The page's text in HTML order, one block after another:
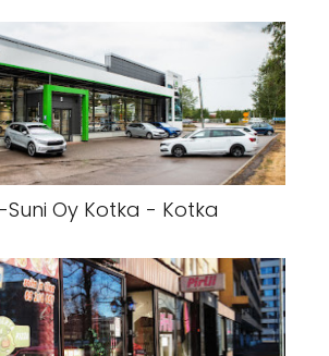
Oy Kotka - Kotka